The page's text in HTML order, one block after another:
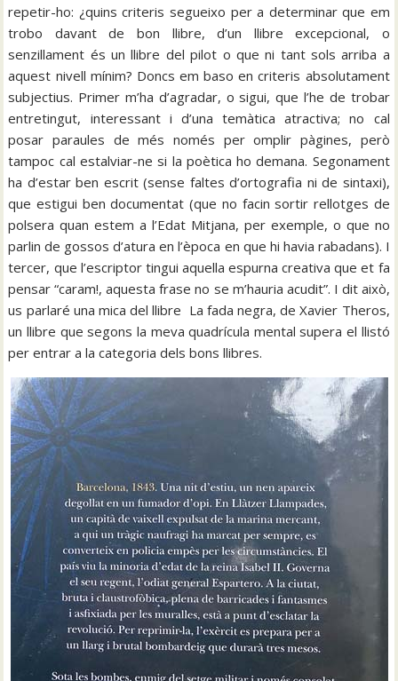
repetir-ho: ¿quins criteris segueixo per a determinar que em
trobo davant de bon llibre, d’un llibre excepcional, o
senzillament és un llibre del pilot o que ni tant sols arriba a
aquest nivell mínim? Doncs em baso en criteris absolutament
subjectius. Primer m’ha d’agradar, o sigui, que l’he de trobar
entretingut, interessant i d’una temàtica atractiva; no cal
posar paraules de més només per omplir pàgines, però
tampoc cal estalviar-ne si la poètica ho demana. Segonament
ha d’estar ben escrit (sense faltes d’ortografia ni de sintaxi),
que estigui ben documentat (que no facin sortir rellotges de
polsera quan estem a l’Edat Mitjana, per exemple, o que no
parlin de gossos d’atura en l’època en que hi havia rabadans). I
tercer, que l’escriptor tingui aquella espurna creativa que et fa
pensar “caram!, aquesta frase no se m’hauria acudit”. I dit això,
us parlaré una mica del llibre La fada negra, de Xavier Theros,
un llibre que segons la meva quadrícula mental supera el llistó
per entrar a la categoria dels bons llibres.